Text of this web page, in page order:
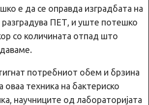
е да се оправда изградбата на
ПЕТ, и уште потешко
со количината отпад што
потребниот обем и брзина
оваа техника на бактериско
научниците од лабораторијата